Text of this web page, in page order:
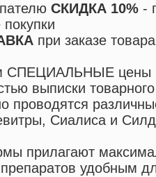
СКИДКА 10% -
при заказе
СПЕЦИАЛЬНЫЕ цены
выписки
проводятся
Сиалиса и
прилагают
удобным